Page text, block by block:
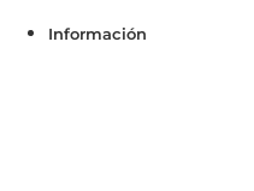
Información